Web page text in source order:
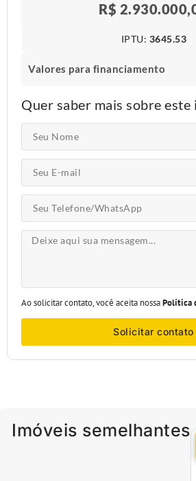
R$
IPTU​: 3645.53
Valores para financiamento
Quer saber mais sobre este
Ao solicitar contato, você aceita nossaPolítica
Solicitar contato
Imóveis semelhantes